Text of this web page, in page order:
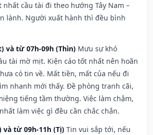
cầu tài đi theo hướng Tây Nam –
lành. Người xuất hành thì đều bình
và từ 07h-09h (Thìn) Mưu sự khó
tài mờ mịt. Kiện cáo tốt nhất nên hoãn
có tin về. Mất tiền, mất của nếu đi
nhanh mới thấy. Đề phòng tranh cãi,
tiếng tầm thường. Việc làm chậm,
làm việc gì đều cần chắc chắn.
và từ 09h-11h (Tị) Tin vui sắp tới, nếu